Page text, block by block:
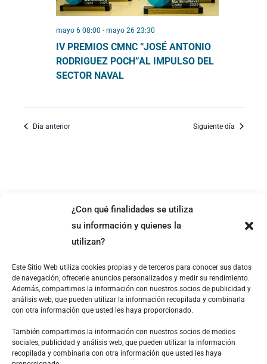
¿Con qué finalidades se utiliza
su información y quienes la
utilizan?
Este Sitio Web utiliza cookies propias y de terceros para conocer sus datos
de navegación, ofrecerle anuncios personalizados y medir su rendimiento.
Además, compartimos la información con nuestros socios de publicidad y
análisis web, que pueden utilizar la información recopilada y combinarla
con otra información que usted les haya proporcionado.
También compartimos la información con nuestros socios de medios
sociales, publicidad y análisis web, que pueden utilizar la información
recopilada y combinarla con otra información que usted les haya
de
mayo 6 08:00 - mayo 26 23:30
IV PREMIOS CMNC “JOSÉ ANTONIO
RODRIGUEZ POCH”AL IMPULSO DEL
SECTOR NAVAL
Día anterior Siguiente día
EL CLÚSTER